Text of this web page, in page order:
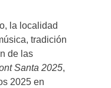
la localidad
tradición
de las
Santa 2025,
2025 en